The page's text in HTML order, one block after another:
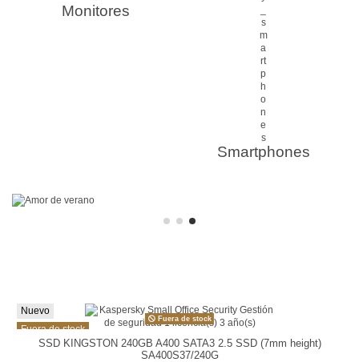
Monitores
Smartphones
Nuevo
Fuera de stock
Fuera de stock
SSD KINGSTON 240GB A400 SATA3 2.5 SSD (7mm height)
SA400S37/240G